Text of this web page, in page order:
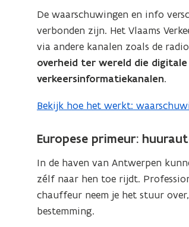
i
n
t
r
)
De waarschuwingen en info
verbonden zijn. Het Vlaams
via andere kanalen zoals de
overheid ter wereld die
verkeersinformatiekanalen.
Bekijk hoe het werkt:
(
p
n
t
i
n
Europese primeur:
In de haven van Antwerpen
zélf naar hen toe rijdt.
chauffeur neem je het stuur
bestemming.